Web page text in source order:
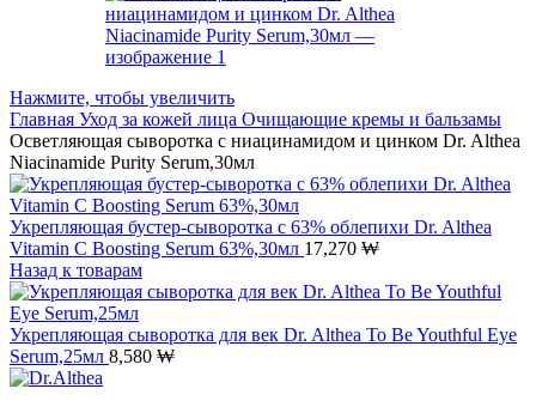
Нажмите, чтобы увеличить
Главная Уход за кожей лица Очищающие кремы и бальзамы
Осветляющая сыворотка с ниацинамидом и цинком Dr. Althea
Niacinamide Purity Serum,30мл
Укрепляющая бустер-сыворотка с 63% облепихи Dr. Althea
Vitamin C Boosting Serum 63%,30мл 17,270 ₩
Назад к товарам
Укрепляющая сыворотка для век Dr. Althea To Be Youthful Eye
Serum,25мл 8,580 ₩